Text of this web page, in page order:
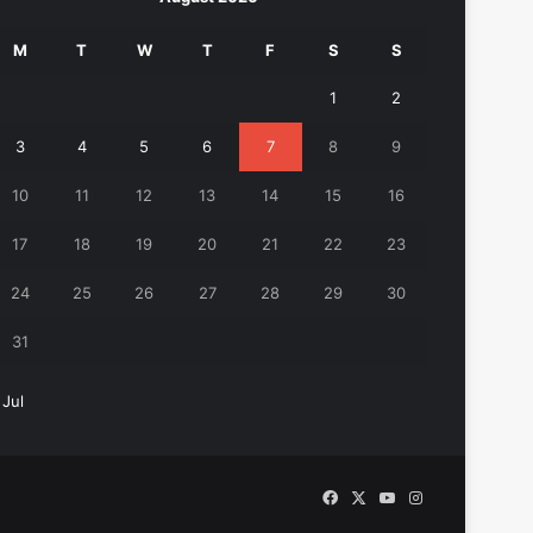
M T W T F S S
1 2
3 4 5 6 7 8 9
10 11 12 13 14 15 16
17 18 19 20 21 22 23
24 25 26 27 28 29 30
31
Jul
Facebook
X YouTubeInstagram